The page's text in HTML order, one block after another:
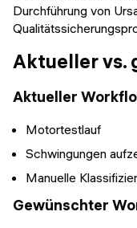
Durchführung von
Aktueller vs.
Aktueller
Motortestlauf
Schwingungen
Manuelle
Gewünschter